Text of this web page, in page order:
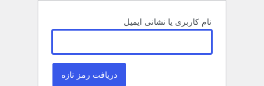
نام کاربری یا نشانی ایمیل